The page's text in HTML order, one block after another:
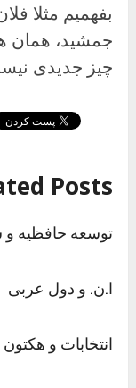
بفهمیم مثلا
جمشید، همان
چیز جدیدی
Posts
توسعه حافظیه و
ا.ن. و دول عربی
انتخابات و هکتون